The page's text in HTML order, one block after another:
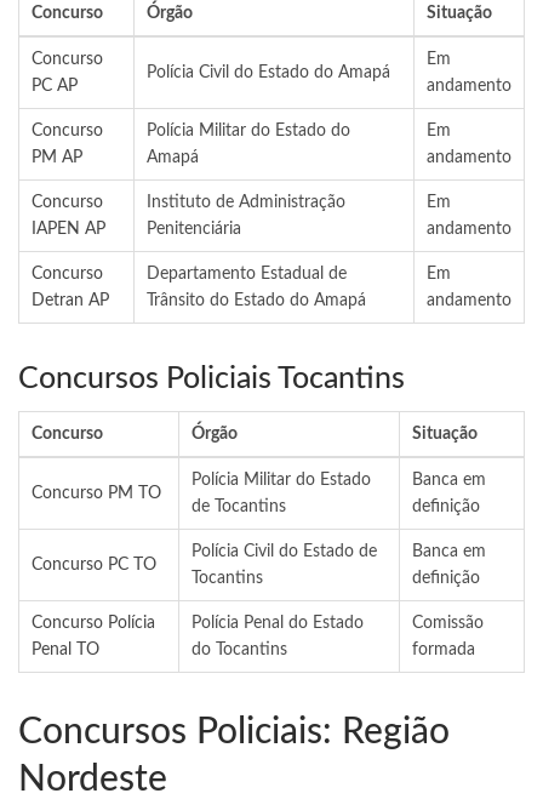
Concurso Órgão Situação
Concurso
PC AP
Polícia Civil do Estado do Amapá
Em
andamento
Concurso
PM AP
Polícia Militar do Estado do
Amapá
Em
andamento
Concurso
IAPEN AP
Instituto de Administração
Penitenciária
Em
andamento
Concurso
Detran AP
Departamento Estadual de
Trânsito do Estado do Amapá
Em
andamento
Concursos Policiais Tocantins
Concurso Órgão Situação
Concurso PM TO
Polícia Militar do Estado
de Tocantins
Banca em
definição
Concurso PC TO
Polícia Civil do Estado de
Tocantins
Banca em
definição
Concurso Polícia
Penal TO
Polícia Penal do Estado
do Tocantins
Comissão
formada
Concursos Policiais: Região
Nordeste